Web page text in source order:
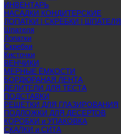
ИНВЕНТАРЬ
НАСАДКИ КОНДИТЕРСКИЕ
ЛОПАТКИ | СКРЕБКИ | ШПАТЕЛЯ
Шпателя
Лопатки
Скребки
Кисточки
ВЕНЧИКИ
МЕРНЫЕ ЁМКОСТИ
БОРДЮРАНАЯ ЛЕНТА
ДЕЛИТЕЛИ ДЛЯ ТЕСТА
ПОДСТАВКИ
РЕШЕТКИ ДЛЯ ГЛАЗИРОВАНИЯ
ПОДЛОЖКИ ДЛЯ ДЕСЕРТОВ
КОРОБКИ и УПАКОВКА
СКАЛКИ и СИТА